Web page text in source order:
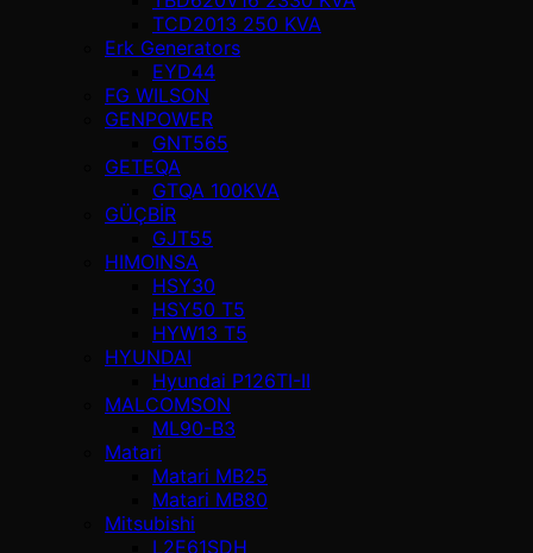
TCD2013 250 KVA
Erk Generators
EYD44
FG WILSON
GENPOWER
GNT565
GETEQA
GTQA 100KVA
GÜÇBİR
GJT55
HIMOINSA
HSY30
HSY50 T5
HYW13 T5
HYUNDAI
Hyundai P126TI-II
MALCOMSON
ML90-B3
Matari
Matari MB25
Matari MB80
Mitsubishi
L2E61SDH